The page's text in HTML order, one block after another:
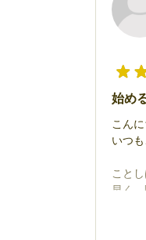
始め
こんに
いつ
こと
早く